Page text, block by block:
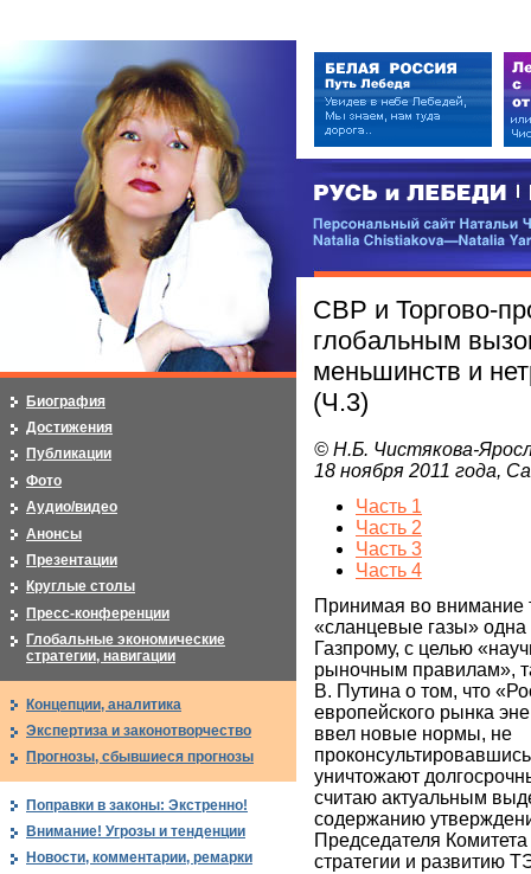
РУСЬ и ЛЕБЕДИ | RUSI —
Персональный сайт Натальи
СВР и Торгово-
глобальным
меньшинств и
(Ч.3)
© Н.Б. Чистякова-
18 ноября 2011 года,
Часть 1
Часть 2
Часть 3
Часть 4
Принимая во внимание
«сланцевые газы»
Газпрому, с целью
рыночным правилам»,
В. Путина о том, что
европейского рынка
ввел новые нормы, не
уничтожают
считаю актуальным
содержанию
Председателя Комитета
стратегии и развитию
Биография
Достижения
Публикации
Фото
Аудио/видео
Анонсы
Презентации
Круглые столы
Пресс-конференции
Глобальные экономические
стратегии, навигации
Концепции, аналитика
Экспертиза и законотворчество
Прогнозы, сбывшиеся прогнозы
Поправки в законы: Экстренно!
Внимание! Угрозы и тенденции
Новости, комментарии, ремарки